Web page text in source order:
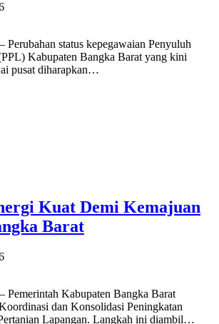
status kepegawaian Penyuluh
Kabupaten Bangka Barat yang kini
pusat diharapkan…
Kuat Demi Kemajuan
Barat
Kabupaten Bangka Barat
dan Konsolidasi Peningkatan
Lapangan. Langkah ini diambil…